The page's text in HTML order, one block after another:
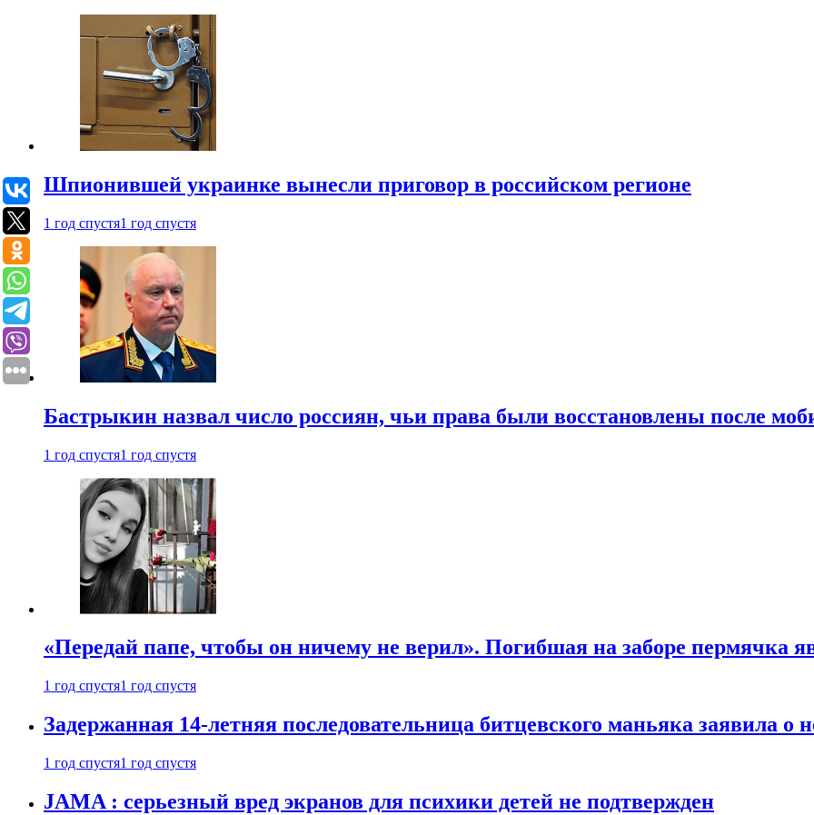
Шпионившей украинке вынесли приговор в российском регионе
1 год спустя1 год спустя
Бастрыкин назвал число россиян, чьи права были восстановлены после
1 год спустя1 год спустя
«Передай папе, чтобы он ничему не верил». Погибшая на заборе пермячка
1 год спустя1 год спустя
Задержанная 14-летняя последовательница битцевского маньяка заявила о
1 год спустя1 год спустя
JAMA : серьезный вред экранов для психики детей не подтвержден